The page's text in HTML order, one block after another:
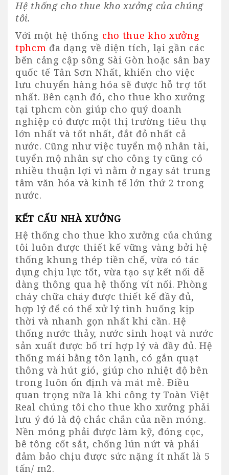
Hệ thống cho thue kho xưởng của chúng
tôi.
Với một hệ thống cho thue kho xưởng
tphcm đa dạng về diện tích, lại gần các
bến cảng cập sông Sài Gòn hoặc sân bay
quốc tế Tân Sơn Nhất, khiến cho việc
lưu chuyển hàng hóa sẽ được hỗ trợ tốt
nhất. Bên cạnh đó, cho thue kho xưởng
tại tphcm còn giúp cho quý doanh
nghiệp có được một thị trường tiêu thụ
lớn nhất và tốt nhất, đắt đỏ nhất cả
nước. Cũng như việc tuyển mộ nhân tài,
tuyển mộ nhân sự cho công ty cũng có
nhiều thuận lợi vì nằm ở ngay sát trung
tâm văn hóa và kinh tế lớn thứ 2 trong
nước.
KẾT CẤU NHÀ XƯỞNG
Hệ thống cho thue kho xưởng của chúng
tôi luôn được thiết kế vững vàng bởi hệ
thống khung thép tiền chế, vừa có tác
dụng chịu lực tốt, vừa tạo sự kết nối dễ
dàng thông qua hệ thống vít nối. Phòng
cháy chữa cháy được thiết kế đầy đủ,
hợp lý để có thể xử lý tình huống kịp
thời và nhanh gọn nhất khi cần. Hệ
thống nước thảy, nước sinh hoạt và nước
sản xuất được bố trí hợp lý và đầy đủ. Hệ
thống mái bằng tôn lạnh, có gắn quạt
thông và hút gió, giúp cho nhiệt độ bên
trong luôn ổn định và mát mẻ. Điều
quan trọng nữa là khi công ty Toàn Việt
Real chúng tôi cho thue kho xưởng phải
lưu ý đó là độ chắc chắn của nền móng.
Nền móng phải được làm kỹ, đóng cọc,
bê tông cốt sắt, chống lún nứt và phải
đảm bảo chịu được sức nặng ít nhất là 5
tấn/ m2.